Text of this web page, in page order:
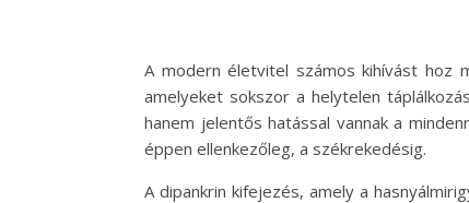
A modern életvitel számos kihívást hoz
amelyeket sokszor a helytelen
hanem jelentős hatással vannak a
éppen ellenkezőleg, a székrekedésig.
A dipankrin kifejezés, amely a